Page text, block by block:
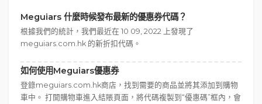
Meguiars 什麼時候發布最新的優惠券代碼？
根據我們的統計，我們最近在 10 09, 2022 上發現了
meguiars.com.hk 的新折扣代碼。
如何使用Meguiars優惠券
登錄meguiars.com.hk商店，找到需要的商品並將其添加到購物
車中。 打開購物車進入結賬頁面，將代碼複製到“優惠碼”框內，會